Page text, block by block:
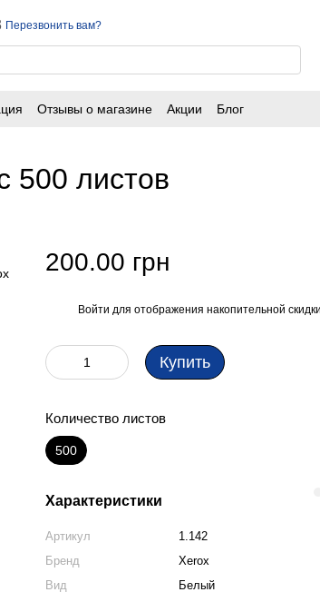
Перезвонить вам?
Отзывы о магазине Акции
Блог
500 листов
200.00 грн
Войти для отображения накопительной скидки
Купить
Количество листов
500
Характеристики
Артикул
1.142
Бренд
Xerox
Вид
Белый